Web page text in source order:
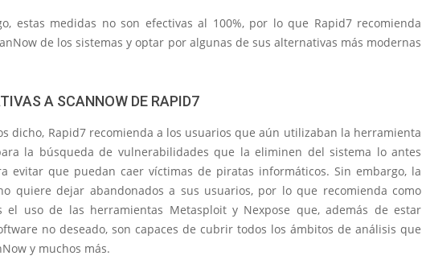
estas medidas no son efectivas al 100%, por lo que Rapid7 recomienda
de los sistemas y optar por algunas de sus alternativas más modernas
A SCANNOW DE RAPID7
dicho, Rapid7 recomienda a los usuarios que aún utilizaban la herramienta
la búsqueda de vulnerabilidades que la eliminen del sistema lo antes
evitar que puedan caer víctimas de piratas informáticos. Sin embargo, la
quiere dejar abandonados a sus usuarios, por lo que recomienda como
el uso de las herramientas Metasploit y Nexpose que, además de estar
no deseado, son capaces de cubrir todos los ámbitos de análisis que
y muchos más.